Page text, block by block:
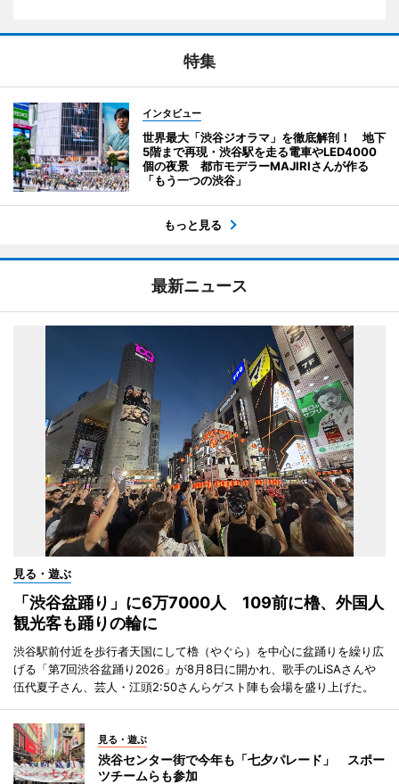
特集
インタビュー
世界最大「渋谷ジオラマ」を徹底解剖！ 地下
5階まで再現・渋谷駅を走る電車やLED4000
個の夜景 都市モデラーMAJIRIさんが作る
「もう一つの渋谷」
もっと見る
最新ニュース
見る・遊ぶ
「渋谷盆踊り」に6万7000人 109前に櫓、外国人
観光客も踊りの輪に
渋谷駅前付近を歩行者天国にして櫓（やぐら）を中心に盆踊りを繰り広
げる「第7回渋谷盆踊り2026」が8月8日に開かれ、歌手のLiSAさんや
伍代夏子さん、芸人・江頭2:50さんらゲスト陣も会場を盛り上げた。
見る・遊ぶ
渋谷センター街で今年も「七夕パレード」 スポー
ツチームらも参加